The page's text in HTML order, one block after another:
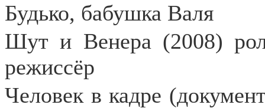
Будько, бабушка Валя
Шут и Венера (2008)
режиссёр
Человек в кадре